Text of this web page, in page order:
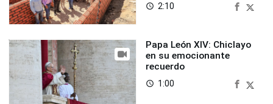
access_time 2:10
Papa León XIV: Chiclayo
en su emocionante
recuerdo
access_time 1:00